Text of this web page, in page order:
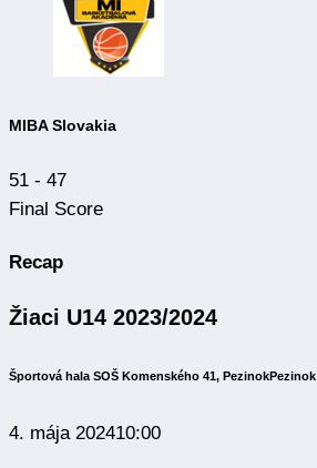
MIBA Slovakia
51 - 47
Final Score
Recap
Žiaci U14 2023/2024
Športová hala SOŠ Komenského 41, PezinokPezinok
4. mája 202410:00